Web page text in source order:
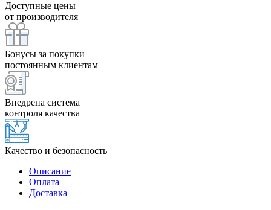
Доступные цены
от производителя
Бонусы за покупки
постоянным клиентам
Внедрена система
контроля качества
Качество и безопасность
Описание
Оплата
Доставка